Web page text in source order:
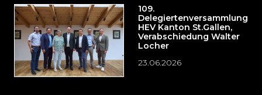
109.
Delegiertenversammlung
HEV Kanton St.Gallen,
Verabschiedung Walter
Locher
23.06.2026